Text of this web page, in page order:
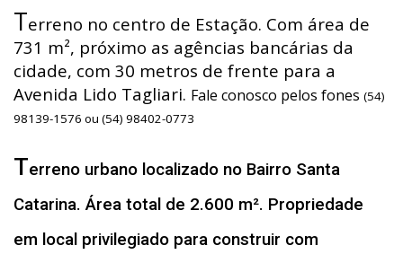
Terreno no centro de Estação. Com área de
731 m², próximo as agências bancárias da
cidade, com 30 metros de frente para a
Avenida Lido Tagliari. Fale conosco pelos fones (54)
98139-1576 ou (54) 98402-0773
Terreno urbano localizado no Bairro Santa
Catarina. Área total de 2.600 m². Propriedade
em local privilegiado para construir com